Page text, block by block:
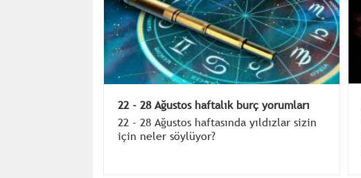
22 - 28 Ağustos haftalık burç yorumları
22 - 28 Ağustos haftasında yıldızlar sizin
için neler söylüyor?